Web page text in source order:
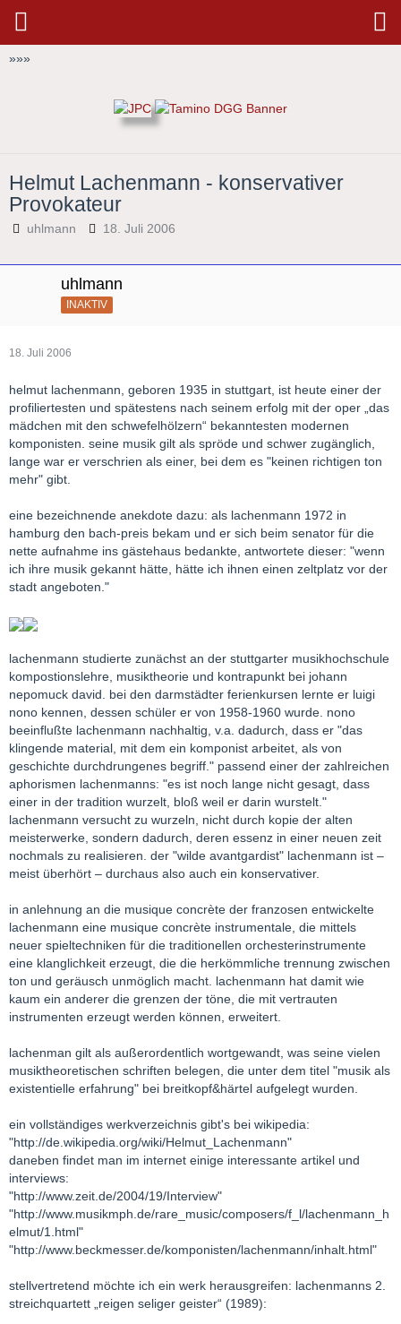
»»»
Helmut Lachenmann - konservativer
Provokateur
uhlmann 18. Juli 2006
uhlmann
INAKTIV
18. Juli 2006
helmut lachenmann, geboren 1935 in stuttgart, ist heute einer der
profiliertesten und spätestens nach seinem erfolg mit der oper „das
mädchen mit den schwefelhölzern“ bekanntesten modernen
komponisten. seine musik gilt als spröde und schwer zugänglich,
lange war er verschrien als einer, bei dem es "keinen richtigen ton
mehr" gibt.
eine bezeichnende anekdote dazu: als lachenmann 1972 in
hamburg den bach-preis bekam und er sich beim senator für die
nette aufnahme ins gästehaus bedankte, antwortete dieser: "wenn
ich ihre musik gekannt hätte, hätte ich ihnen einen zeltplatz vor der
stadt angeboten."
lachenmann studierte zunächst an der stuttgarter musikhochschule
kompostionslehre, musiktheorie und kontrapunkt bei johann
nepomuck david. bei den darmstädter ferienkursen lernte er luigi
nono kennen, dessen schüler er von 1958-1960 wurde. nono
beeinflußte lachenmann nachhaltig, v.a. dadurch, dass er "das
klingende material, mit dem ein komponist arbeitet, als von
geschichte durchdrungenes begriff." passend einer der zahlreichen
aphorismen lachenmanns: "es ist noch lange nicht gesagt, dass
einer in der tradition wurzelt, bloß weil er darin wurstelt."
lachenmann versucht zu wurzeln, nicht durch kopie der alten
meisterwerke, sondern dadurch, deren essenz in einer neuen zeit
nochmals zu realisieren. der "wilde avantgardist" lachenmann ist –
meist überhört – durchaus also auch ein konservativer.
in anlehnung an die musique concrète der franzosen entwickelte
lachenmann eine musique concrète instrumentale, die mittels
neuer spieltechniken für die traditionellen orchesterinstrumente
eine klanglichkeit erzeugt, die die herkömmliche trennung zwischen
ton und geräusch unmöglich macht. lachenmann hat damit wie
kaum ein anderer die grenzen der töne, die mit vertrauten
instrumenten erzeugt werden können, erweitert.
lachenman gilt als außerordentlich wortgewandt, was seine vielen
musiktheoretischen schriften belegen, die unter dem titel "musik als
existentielle erfahrung" bei breitkopf&härtel aufgelegt wurden.
ein vollständiges werkverzeichnis gibt's bei wikipedia:
"http://de.wikipedia.org/wiki/Helmut_Lachenmann"
daneben findet man im internet einige interessante artikel und
interviews:
"http://www.zeit.de/2004/19/Interview"
"http://www.musikmph.de/rare_music/composers/f_l/lachenmann_h
elmut/1.html"
"http://www.beckmesser.de/komponisten/lachenmann/inhalt.html"
stellvertretend möchte ich ein werk herausgreifen: lachenmanns 2.
streichquartett „reigen seliger geister“ (1989):